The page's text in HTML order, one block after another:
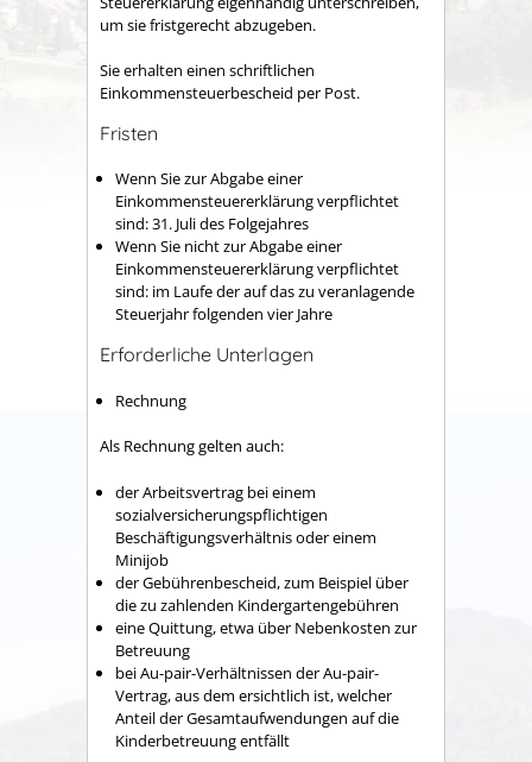
um sie fristgerecht abzugeben.
Sie erhalten einen schriftlichen
Einkommensteuerbescheid per Post.
Fristen
Wenn Sie zur Abgabe einer
Einkommensteuererklärung verpflichtet
sind: 31. Juli des Folgejahres
Wenn Sie nicht zur Abgabe einer
Einkommensteuererklärung verpflichtet
sind: im Laufe der auf das zu veranlagende
Steuerjahr folgenden vier Jahre
Erforderliche Unterlagen
Rechnung
Als Rechnung gelten auch:
der Arbeitsvertrag bei einem
sozialversicherungspflichtigen
Beschäftigungsverhältnis oder einem
Minijob
der Gebührenbescheid, zum Beispiel über
die zu zahlenden Kindergartengebühren
eine Quittung, etwa über Nebenkosten zur
Betreuung
bei Au-pair-Verhältnissen der Au-pair-
Vertrag, aus dem ersichtlich ist, welcher
Anteil der Gesamtaufwendungen auf die
Kinderbetreuung entfällt